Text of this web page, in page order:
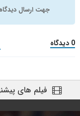
جهت ارسال
0 دیدگاه
فیلم های